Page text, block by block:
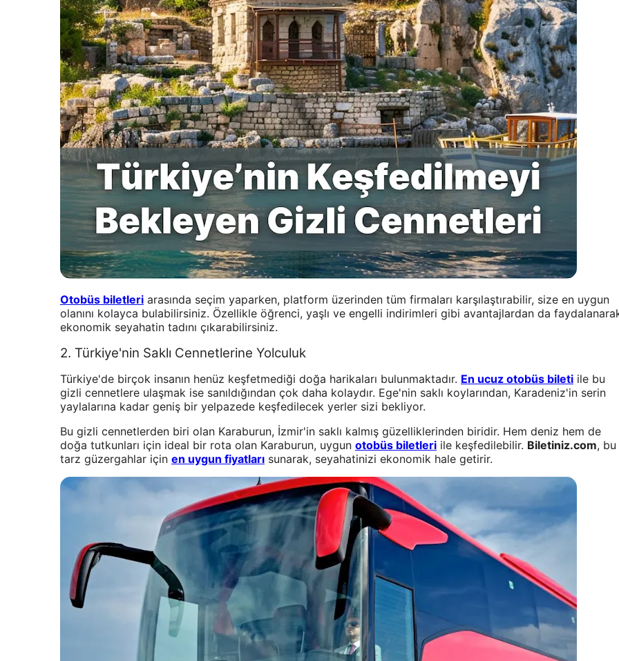
Otobüs biletleri arasında seçim yaparken, platform üzerinden tüm firmaları karşılaştırabilir, size en uygun
olanını kolayca bulabilirsiniz. Özellikle öğrenci, yaşlı ve engelli indirimleri gibi avantajlardan da
ekonomik seyahatin tadını çıkarabilirsiniz.
2. Türkiye'nin Saklı Cennetlerine Yolculuk
Türkiye'de birçok insanın henüz keşfetmediği doğa harikaları bulunmaktadır. En ucuz otobüs bileti ile bu
gizli cennetlere ulaşmak ise sanıldığından çok daha kolaydır. Ege'nin saklı koylarından, Karadeniz'in serin
yaylalarına kadar geniş bir yelpazede keşfedilecek yerler sizi bekliyor.
Bu gizli cennetlerden biri olan Karaburun, İzmir'in saklı kalmış güzelliklerinden biridir. Hem deniz hem de
doğa tutkunları için ideal bir rota olan Karaburun, uygun otobüs biletleri ile keşfedilebilir. Biletiniz.com, bu
tarz güzergahlar için en uygun fiyatları sunarak, seyahatinizi ekonomik hale getirir.